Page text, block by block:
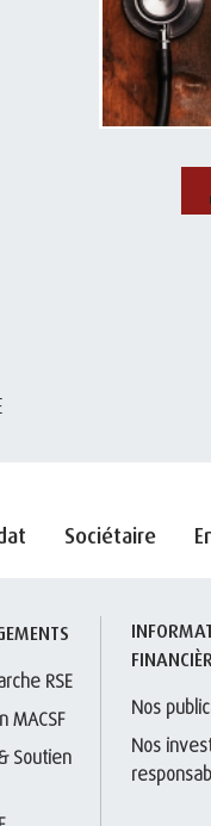
Sociétaire
RSE
MACSF
Soutien
Nos
Nos